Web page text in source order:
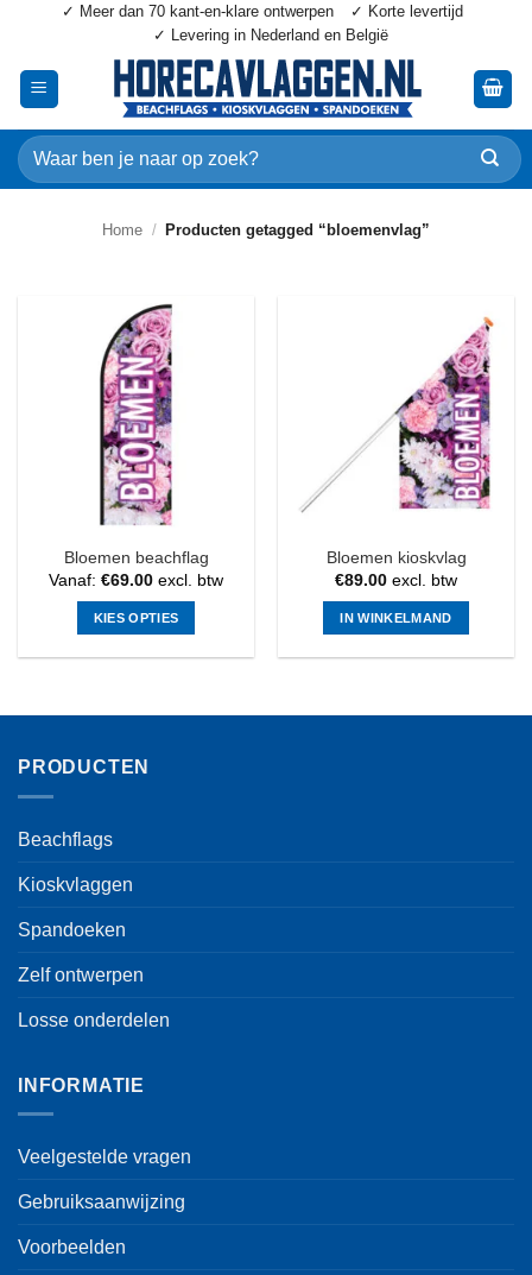
inhoud
✓ Meer dan 70 kant-en-klare ontwerpen
✓ Korte levertijd
✓ Levering in Nederland en België
Zoeken
naar:
Home / Producten getagged “bloemenvlag”
Bloemen beachflag
Vanaf: €69.00 excl. btw
KIES OPTIES
meerdere
Deze
Bloemen kioskvlag
€89.00 excl. btw
IN WINKELMAND
PRODUCTEN
Beachflags
Kioskvlaggen
Spandoeken
Zelf ontwerpen
Losse onderdelen
INFORMATIE
Veelgestelde vragen
Gebruiksaanwijzing
Voorbeelden